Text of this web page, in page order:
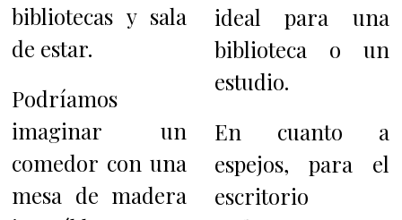
bibliotecas y sala
de estar.
Podríamos
imaginar un
comedor con una
mesa de madera
ideal para una
biblioteca o un
estudio.
En cuanto a
espejos, para el
escritorio